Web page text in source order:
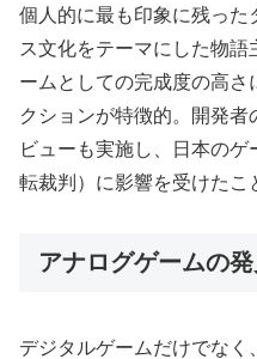
個人的に最も印象に残っ
ス文化をテーマにした物
ームとしての完成度の高
クションが特徴的。開発
ビューも実施し、日本の
転裁判）に影響を受けたこ
アナログゲームの
デジタルゲームだけでなく